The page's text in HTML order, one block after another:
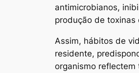
antimicrobianos,
produção de toxinas
Assim, hábitos de
residente,
organismo